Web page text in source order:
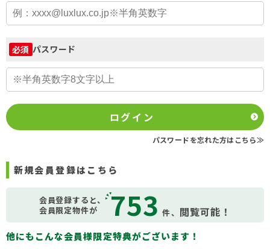
必須 パスワード
ログイン
パスワードを忘れた方はこちら≫
新規会員登録はこちら
会員登録すると、
会員限定物件が
753 件、 閲覧可能！
他にもこんな会員様限定特典がございます！